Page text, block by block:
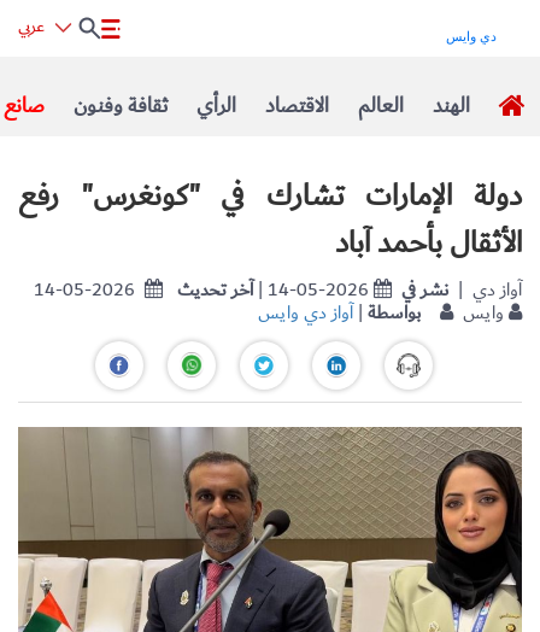
صانع ثقافة وفنون الرأي الاقتصاد العالم الهند
دولة الإمارات تشارك في "كونغرس" رفع
الأثقال بأحمد آباد
14-05-2026 آخر تحديث| 14-05-2026 نشر في | آواز دي
وايس بواسطة|آواز دي وايس